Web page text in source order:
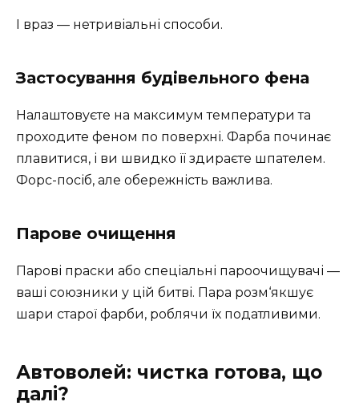
І враз — нетривіальні способи.
Застосування будівельного фена
Налаштовуєте на максимум температури та
проходите феном по поверхні. Фарба починає
плавитися, і ви швидко її здираєте шпателем.
Форс-посіб, але обережність важлива.
Парове очищення
Парові праски або спеціальні пароочищувачі —
ваші союзники у цій битві. Пара розм‘якшує
шари старої фарби, роблячи їх податливими.
Автоволей: чистка готова, що
далі?